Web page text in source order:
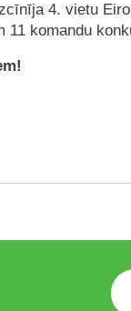
4. vietu
11 komandu